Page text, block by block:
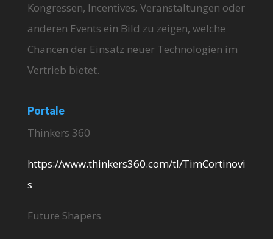
Kongressen, Incentives, Veranstaltungen oder
anderen Events ein Bild zu zeigen, welche
Chancen der Einsatz neuer Technologien im
Vertrieb bietet.
Portale
Thinkers 360
https://www.thinkers360.com/tl/TimCortinovi
s
Future Shapers